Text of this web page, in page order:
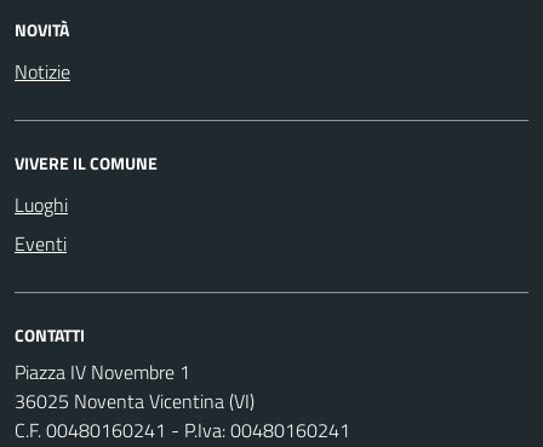
NOVITÀ
Notizie
VIVERE IL COMUNE
Luoghi
Eventi
CONTATTI
Piazza IV Novembre 1
36025 Noventa Vicentina (VI)
C.F. 00480160241 - P.Iva: 00480160241